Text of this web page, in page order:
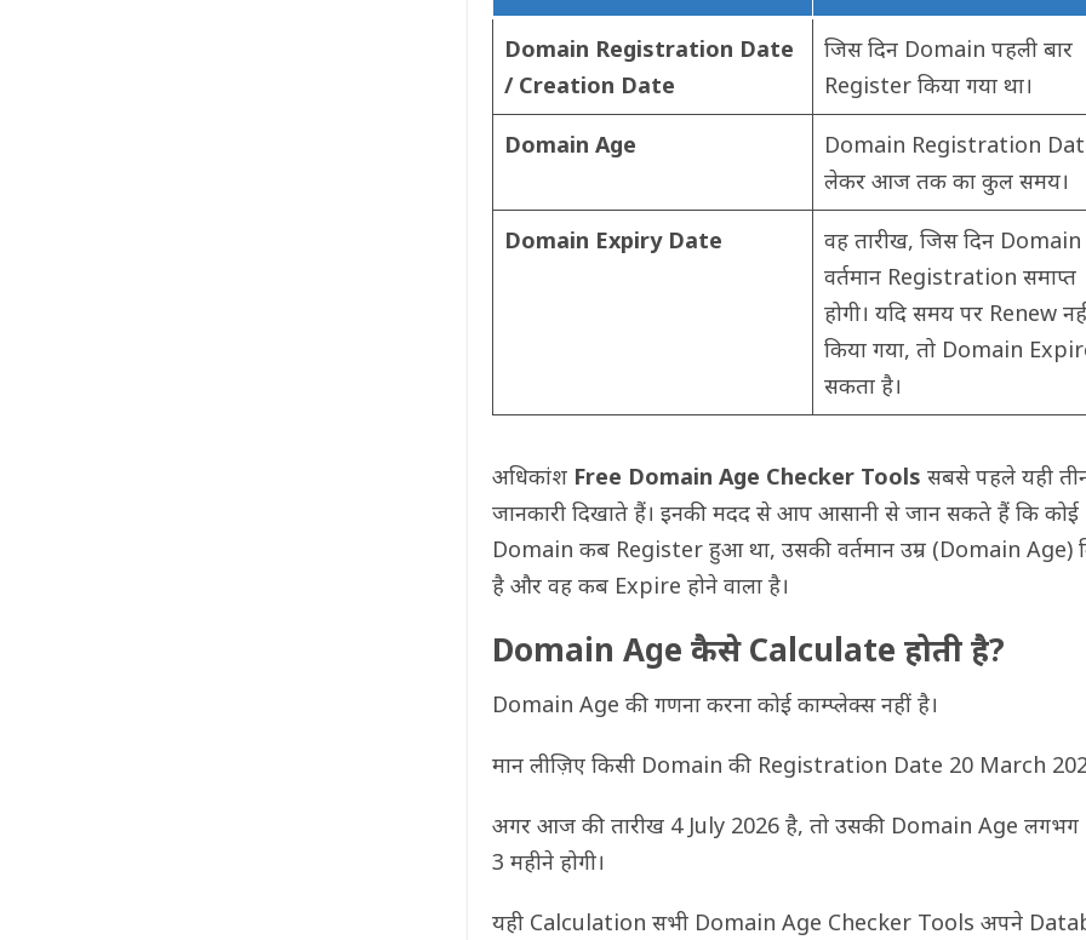
Domain Registration Date
/ Creation Date
जिस दिन Domain पहली बार
Register किया गया था।
Domain Age
Domain Registration
लेकर आज तक का कुल समय।
Domain Expiry Date
वह तारीख, जिस दिन Domain
वर्तमान Registration समाप्त
होगी। यदि समय पर Renew
किया गया, तो Domain
सकता है।
अधिकांश Free Domain Age Checker Tools सबसे पहले यही
जानकारी दिखाते हैं। इनकी मदद से आप आसानी से जान सकते हैं कि कोई
Domain कब Register हुआ था, उसकी वर्तमान उम्र (Domain Age)
है और वह कब Expire होने वाला है।
Domain Age कैसे Calculate होती है?
Domain Age की गणना करना कोई काम्प्लेक्स नहीं है।
मान लीज़िए किसी Domain की Registration Date 20 March
अगर आज की तारीख 4 July 2026 है, तो उसकी Domain Age लगभग
3 महीने होगी।
यही Calculation सभी Domain Age Checker Tools अपने